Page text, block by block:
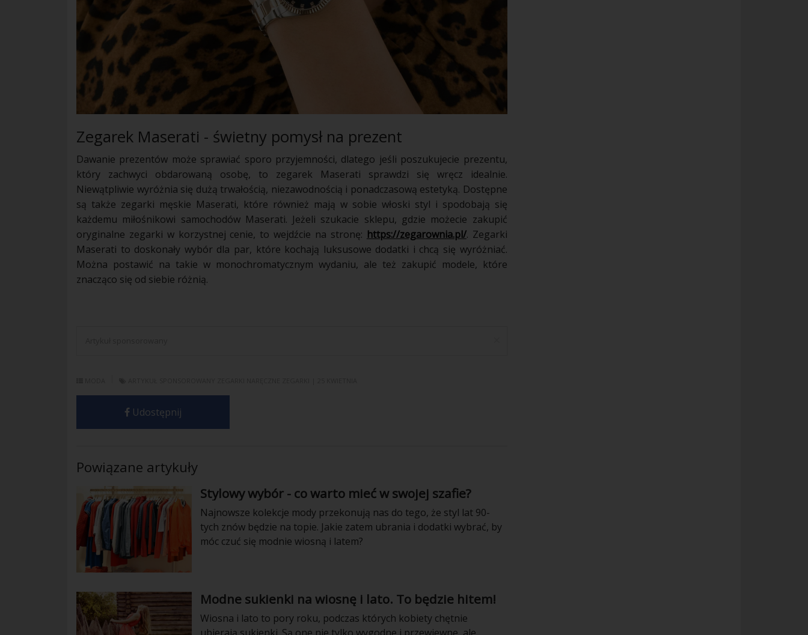
Zegarek Maserati - świetny pomysł na prezent
Dawanie prezentów może sprawiać sporo przyjemności, dlatego jeśli poszukujecie prezentu,
który zachwyci obdarowaną osobę, to zegarek Maserati sprawdzi się wręcz idealnie.
Niewątpliwie wyróżnia się dużą trwałością, niezawodnością i ponadczasową estetyką. Dostępne
są także zegarki męskie Maserati, które również mają w sobie włoski styl i spodobają się
każdemu miłośnikowi samochodów Maserati. Jeżeli szukacie sklepu, gdzie możecie zakupić
oryginalne zegarki w korzystnej cenie, to wejdźcie na stronę: https://zegarownia.pl/. Zegarki
Maserati to doskonały wybór dla par, które kochają luksusowe dodatki i chcą się wyróżniać.
Można postawić na takie w monochromatycznym wydaniu, ale też zakupić modele, które
znacząco się od siebie różnią.
Udostępnij
Powiązane artykuły
Stylowy wybór - co warto mieć w swojej szafie?
Najnowsze kolekcje mody przekonują nas do tego, że styl lat 90-
tych znów będzie na topie. Jakie zatem ubrania i dodatki wybrać, by
móc czuć się modnie wiosną i latem?
Modne sukienki na wiosnę i lato. To będzie hitem!
Wiosna i lato to pory roku, podczas których kobiety chętnie